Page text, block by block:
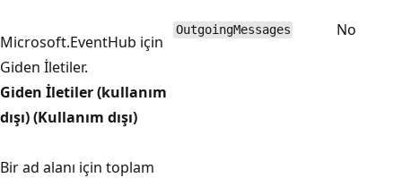
Microsoft.EventHub için
Giden İletiler.
OutgoingMessages No
Giden İletiler (kullanım
dışı) (Kullanım dışı)
Bir ad alanı için toplam